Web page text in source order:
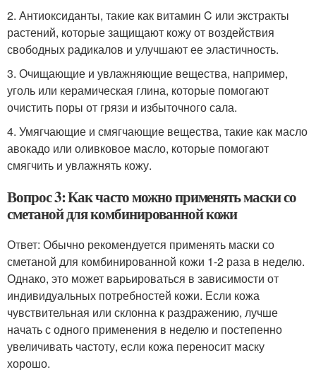
2. Антиоксиданты, такие как витамин C или экстракты
растений, которые защищают кожу от воздействия
свободных радикалов и улучшают ее эластичность.
3. Очищающие и увлажняющие вещества, например,
уголь или керамическая глина, которые помогают
очистить поры от грязи и избыточного сала.
4. Умягчающие и смягчающие вещества, такие как масло
авокадо или оливковое масло, которые помогают
смягчить и увлажнять кожу.
Вопрос 3: Как часто можно применять маски со
сметаной для комбинированной кожи
Ответ: Обычно рекомендуется применять маски со
сметаной для комбинированной кожи 1-2 раза в неделю.
Однако, это может варьироваться в зависимости от
индивидуальных потребностей кожи. Если кожа
чувствительная или склонна к раздражению, лучше
начать с одного применения в неделю и постепенно
увеличивать частоту, если кожа переносит маску
хорошо.